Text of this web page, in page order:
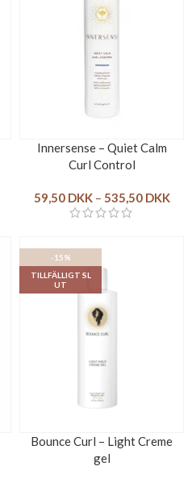
Innersense – Quiet Calm
Curl Control
59,50 DKK – 535,50 DKK
-15%
TILLFÄLLIGT SL
UT
Bounce Curl – Light Creme
gel